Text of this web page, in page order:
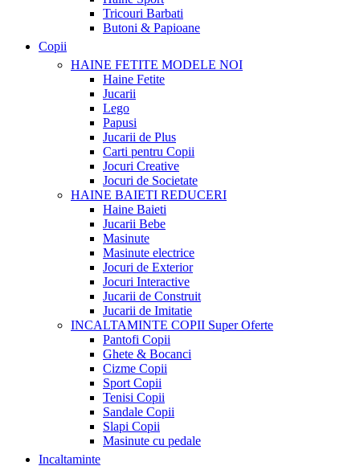
Tricouri Barbati
Butoni & Papioane
Copii
HAINE FETITE MODELE NOI
Haine Fetite
Jucarii
Lego
Papusi
Jucarii de Plus
Carti pentru Copii
Jocuri Creative
Jocuri de Societate
HAINE BAIETI REDUCERI
Haine Baieti
Jucarii Bebe
Masinute
Masinute electrice
Jocuri de Exterior
Jocuri Interactive
Jucarii de Construit
Jucarii de Imitatie
INCALTAMINTE COPII Super Oferte
Pantofi Copii
Ghete & Bocanci
Cizme Copii
Sport Copii
Tenisi Copii
Sandale Copii
Slapi Copii
Masinute cu pedale
Incaltaminte